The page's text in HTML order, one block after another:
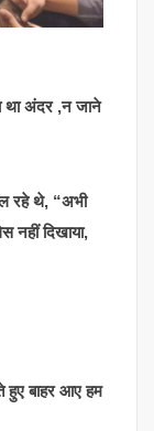
था अंदर ,न जाने
रहे थे, “अभी
नहीं दिखाया,
हुए बाहर आए हम